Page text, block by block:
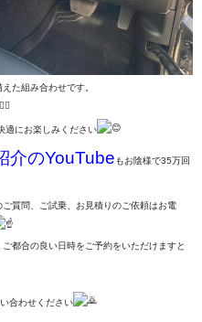
た組み合わせです。
適にお楽しみください
介のYouTube もお陰様で35万回
質問、ご試乗、お見積りのご依頼はお電
都合の良い日時をご予約をいただけますと
合わせください